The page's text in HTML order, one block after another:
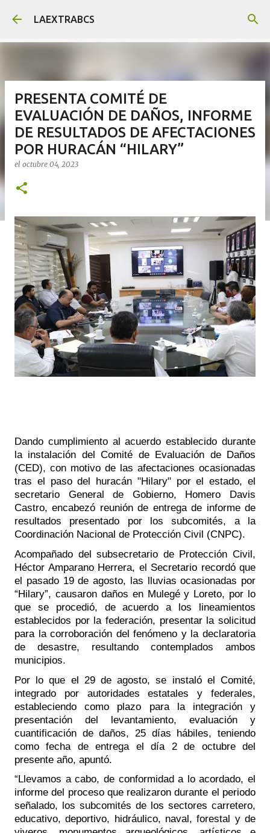
Ir al contenido principal
LAEXTRABCS
PRESENTA COMITÉ DE
EVALUACIÓN DE DAÑOS, INFORME
DE RESULTADOS DE AFECTACIONES
POR HURACÁN “HILARY”
el octubre 04, 2023
Dando cumplimiento al acuerdo establecido durante
la instalación del Comité de Evaluación de Daños
(CED), con motivo de las afectaciones ocasionadas
tras el paso del huracán "Hilary" por el estado, el
secretario General de Gobierno, Homero Davis
Castro, encabezó reunión de entrega de informe de
resultados presentado por los subcomités, a la
Coordinación Nacional de Protección Civil (CNPC).
Acompañado del subsecretario de Protección Civil,
Héctor Amparano Herrera, el Secretario recordó que
el pasado 19 de agosto, las lluvias ocasionadas por
“Hilary”, causaron daños en Mulegé y Loreto, por lo
que se procedió, de acuerdo a los lineamientos
establecidos por la federación, presentar la solicitud
para la corroboración del fenómeno y la declaratoria
de desastre, resultando contemplados ambos
municipios.
Por lo que el 29 de agosto, se instaló el Comité,
integrado por autoridades estatales y federales,
estableciendo como plazo para la integración y
presentación del levantamiento, evaluación y
cuantificación de daños, 25 días hábiles, teniendo
como fecha de entrega el día 2 de octubre del
presente año, apuntó.
“Llevamos a cabo, de conformidad a lo acordado, el
informe del proceso que realizaron durante el periodo
señalado, los subcomités de los sectores carretero,
educativo, deportivo, hidráulico, naval, forestal y de